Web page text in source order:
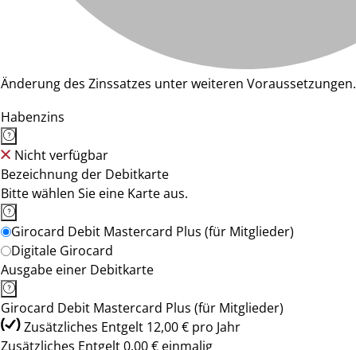
Änderung des Zinssatzes unter weiteren Voraussetzungen.
Habenzins
Nicht verfügbar
Bezeichnung der Debitkarte
Bitte wählen Sie eine Karte aus.
Girocard Debit Mastercard Plus (für Mitglieder)
Digitale Girocard
Ausgabe einer Debitkarte
Girocard Debit Mastercard Plus (für Mitglieder)
Zusätzliches Entgelt 12,00 € pro Jahr
Zusätzliches Entgelt 0,00 € einmalig